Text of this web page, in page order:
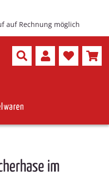
auf Rechnung möglich
im